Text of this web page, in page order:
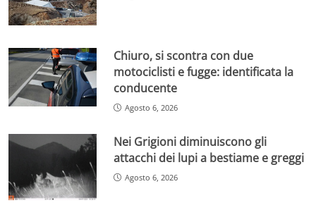
Chiuro, si scontra con due
motociclisti e fugge: identificata la
conducente
Agosto 6, 2026
Nei Grigioni diminuiscono gli
attacchi dei lupi a bestiame e greggi
Agosto 6, 2026